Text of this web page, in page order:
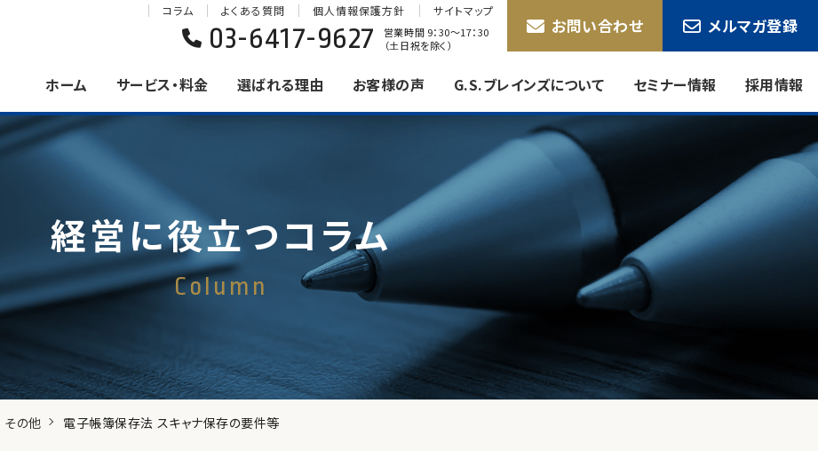
ホーム サービス・料金 選ばれる理由 お客様の声 G.S.ブレインズについて セミナー情報 採用情報
コラム よくある質問 個人情報保護方針 サイトマップ
03-6417-9627
営業時間 9：30〜17：30
（土日祝を除く）
お問い合わせ メルマガ登録
経営に役立つコラム
Column
その他 電子帳簿保存法 スキャナ保存の要件等